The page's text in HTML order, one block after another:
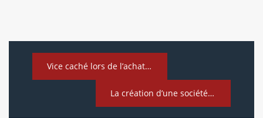
Vice caché lors de l’achat d’une voiture : vos droits et recours
La création d’une société à Malte